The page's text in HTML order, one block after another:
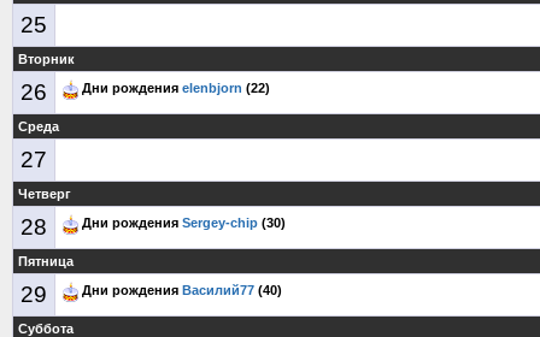
25
Вторник
26 Дни рождения elenbjorn (22)
Среда
27
Четверг
28 Дни рождения Sergey-chip (30)
Пятница
29 Дни рождения Василий77 (40)
Суббота